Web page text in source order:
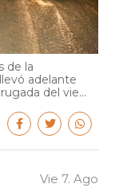
de la
adelante
del vie...
Vie 7. Ago